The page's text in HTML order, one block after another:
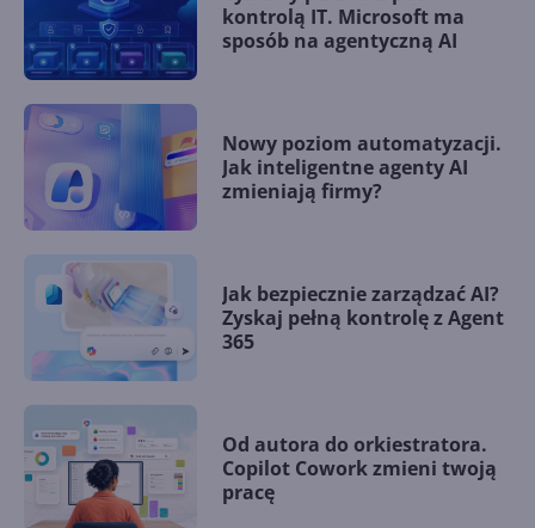
kontrolą IT. Microsoft ma
sposób na agentyczną AI
Nowy poziom automatyzacji.
Jak inteligentne agenty AI
zmieniają firmy?
Jak bezpiecznie zarządzać AI?
Zyskaj pełną kontrolę z Agent
365
Od autora do orkiestratora.
Copilot Cowork zmieni twoją
pracę